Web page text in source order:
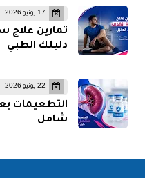
17 يونيو 2026
تمارين علاج
دليلك الطبي
22 يونيو 2026
التطعيمات
شامل